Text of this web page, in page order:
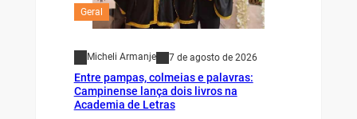
Geral
Micheli Armanje 7 de agosto de 2026
Entre pampas, colmeias e palavras:
Campinense lança dois livros na
Academia de Letras